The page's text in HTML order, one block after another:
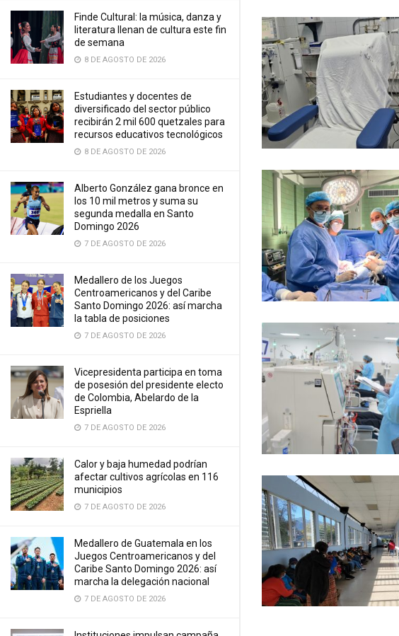
Finde Cultural: la música, danza y
literatura llenan de cultura este fin
de semana
8 DE AGOSTO DE 2026
Estudiantes y docentes de
diversificado del sector público
recibirán 2 mil 600 quetzales para
recursos educativos tecnológicos
8 DE AGOSTO DE 2026
Alberto González gana bronce en
los 10 mil metros y suma su
segunda medalla en Santo
Domingo 2026
7 DE AGOSTO DE 2026
Medallero de los Juegos
Centroamericanos y del Caribe
Santo Domingo 2026: así marcha
la tabla de posiciones
7 DE AGOSTO DE 2026
Vicepresidenta participa en toma
de posesión del presidente electo
de Colombia, Abelardo de la
Espriella
7 DE AGOSTO DE 2026
Calor y baja humedad podrían
afectar cultivos agrícolas en 116
municipios
7 DE AGOSTO DE 2026
Medallero de Guatemala en los
Juegos Centroamericanos y del
Caribe Santo Domingo 2026: así
marcha la delegación nacional
7 DE AGOSTO DE 2026